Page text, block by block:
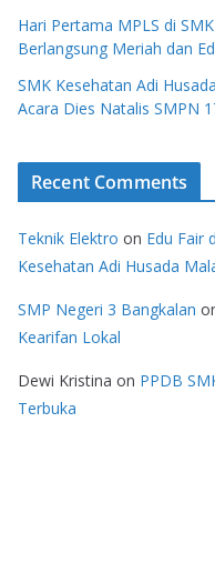
Hari Pertama MPLS di
Berlangsung Meriah dan
SMK Kesehatan Adi
Acara Dies Natalis SMPN
Recent Comments
Teknik Elektro on Edu Fair
Kesehatan Adi Husada
SMP Negeri 3 Bangkalan
Kearifan Lokal
Dewi Kristina on PPDB
Terbuka